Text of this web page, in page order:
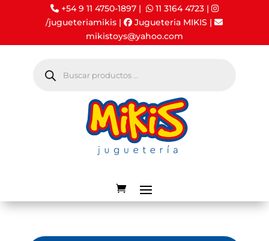
+54 9 11 4750-1897 | 11 3164 4723|
/jugueteriamikis | Jugueteria MIKIS |
mikistoys@yahoo.com
productos